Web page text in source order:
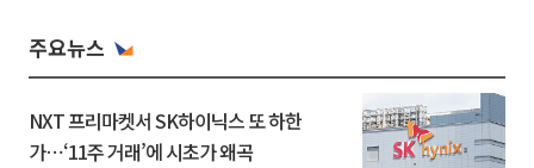
주요뉴스
NXT 프리마켓서 SK하이닉스 또 하한
가⋯‘11주 거래’에 시초가 왜곡